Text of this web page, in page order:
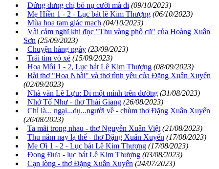
Dửng dưng chị bỏ nụ cười mà đi (09/10/2023)
Mẹ Hiền 1 - 2 - Lục bát lê Kim Thượng (06/10/2023)
Mùa hoa tam giác mạch (04/10/2023)
Vài cảm nghĩ khi đọc "Thu vàng phố cũ" của Hoàng Xuân
Sơn (25/09/2023)
Chuyện hàng ngày (23/09/2023)
Trái tim vò xé (15/09/2023)
Hoa Môi 1 - 2, Lục bát Lê Kim Thượng (08/09/2023)
Bài thơ "Hoa Nhài" và thơ tình yêu của Đặng Xuân Xuyến
(02/09/2023)
Nhà văn Lê Lựu: Đi một mình trên đường (31/08/2023)
Nhớ Tố Như - thơ Thái Giang (26/08/2023)
Chỉ là... ngại...dụ...người về - chùm thơ Đặng Xuân Xuyến
(26/08/2023)
Ta mãi trong nhau - thơ Nguyễn Xuân Việt (21/08/2023)
Thu năm nay lạ thế - thơ Đặng Xuân Xuyến (17/08/2023)
Mẹ Ơi 1 - 2 - Lục bát Lê Kim Thượng (17/08/2023)
Đong Đưa - lục bát Lê Kim Thượng (03/08/2023)
Cạn lòng - thơ Đặng Xuân Xuyến (24/07/2023)